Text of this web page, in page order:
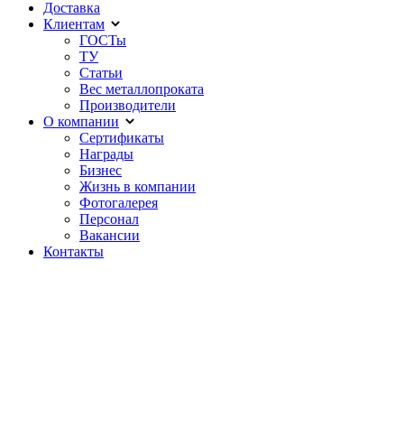
Доставка
Клиентам
ГОСТы
ТУ
Статьи
Вес металлопроката
Производители
О компании
Сертификаты
Награды
Бизнес
Жизнь в компании
Фотогалерея
Персонал
Вакансии
Контакты